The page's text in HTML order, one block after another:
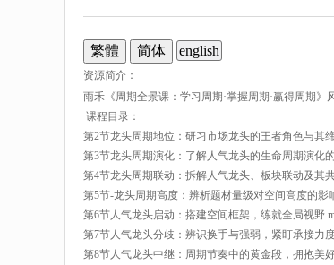
english
资源简介：
雨禾《周期全景课：学习周期·掌握周期·赢得周期》
课程目录：
第2节龙头周期地位：研习市场龙头的王者角色与其
第3节龙头周期演化：了解人气龙头的生命周期演化
第4节龙头周期联动：拆解人气龙头、板块联动及其
第5节-龙头周期高度：辨析题材量级对空间高度的影
第6节人气龙头启动：搭建空间框架，练就全局视野
第7节人气龙头分歧：辨识换手与强弱，紧盯承接力
第8节人气龙头中继：周期节奏中的黄金段，拥抱美